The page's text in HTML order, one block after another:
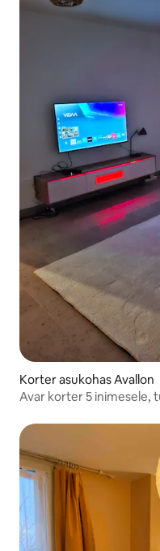
Korter asukohas Avallon
Avar korter 5 inimesele,